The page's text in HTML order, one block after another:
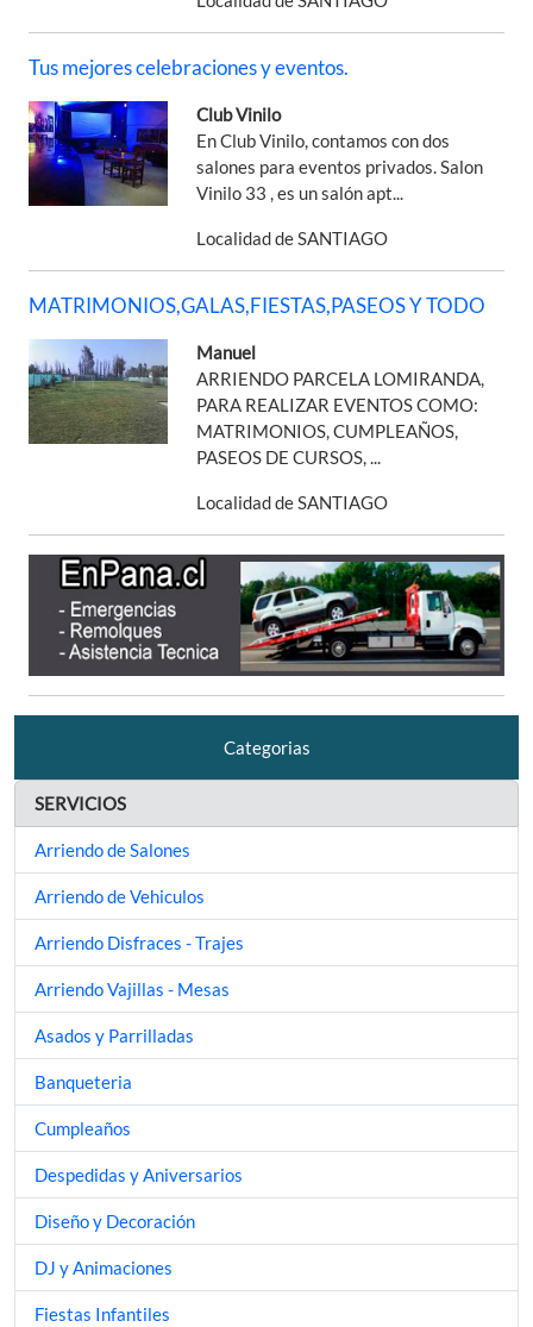
Tus mejores celebraciones y eventos.
Club Vinilo
En Club Vinilo, contamos con dos
salones para eventos privados. Salon
Vinilo 33 , es un salón apt...
Localidad de SANTIAGO
MATRIMONIOS,GALAS,FIESTAS,PASEOS Y TODO
Manuel
ARRIENDO PARCELA LOMIRANDA,
PARA REALIZAR EVENTOS COMO:
MATRIMONIOS, CUMPLEAÑOS,
PASEOS DE CURSOS, ...
Localidad de SANTIAGO
Categorias
SERVICIOS
Arriendo de Salones
Arriendo de Vehiculos
Arriendo Disfraces - Trajes
Arriendo Vajillas - Mesas
Asados y Parrilladas
Banqueteria
Cumpleaños
Despedidas y Aniversarios
Diseño y Decoración
DJ y Animaciones
Fiestas Infantiles